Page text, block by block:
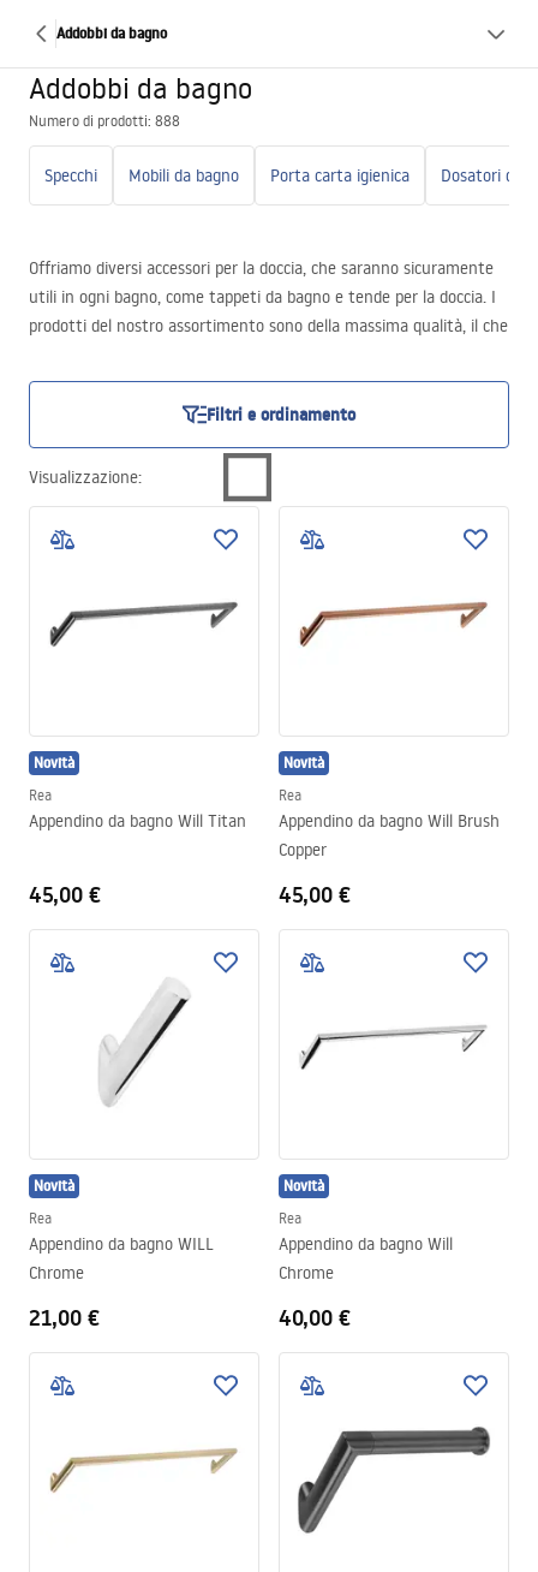
Addobbi da bagno
Addobbi da bagno
Numero di prodotti: 888
Specchi Mobili da bagno Porta carta igienica
Offriamo diversi accessori per la doccia, che saranno sicuramente
utili in ogni bagno, come tappeti da bagno e tende per la doccia. I
prodotti del nostro assortimento sono della massima qualità, il che
Filtri e ordinamento
Visualizzazione:
Novità
Rea
Appendino da bagno Will Titan
45,00 €
Novità
Rea
Appendino da bagno Will Brush
Copper
45,00 €
Novità
Rea
Appendino da bagno WILL
Chrome
21,00 €
Novità
Rea
Appendino da bagno Will
Chrome
40,00 €